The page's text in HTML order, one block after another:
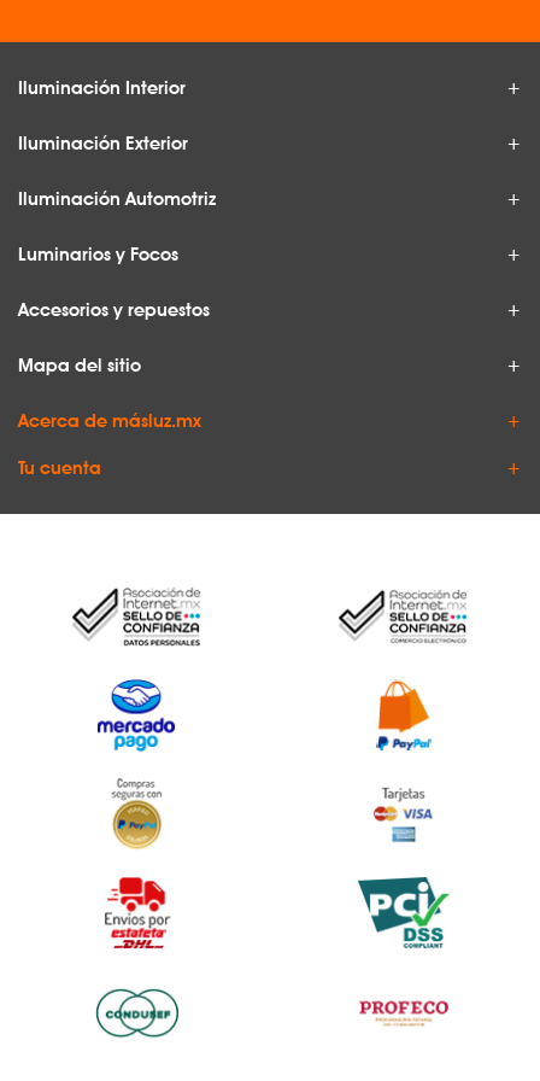
Iluminación Interior
Iluminación Exterior
Iluminación Automotriz
Luminarios y Focos
Accesorios y repuestos
Mapa del sitio
Acerca de másluz.mx
Tu cuenta